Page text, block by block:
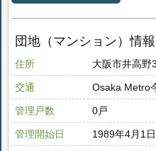
団地（マンション）情報
住所 大阪市井高野
交通 Osaka Metro
管理戸数 0戸
管理開始日 1989年4月1日